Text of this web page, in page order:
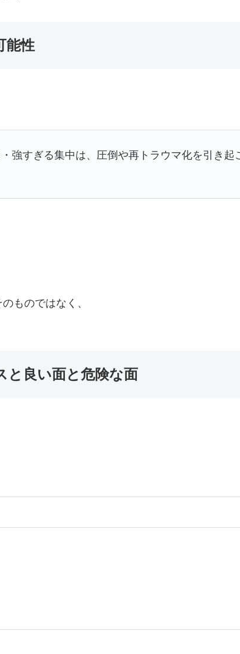
能性
強すぎる集中は、圧倒や再トラウマ化を引き起
ものではなく、
と良い面と危険な面